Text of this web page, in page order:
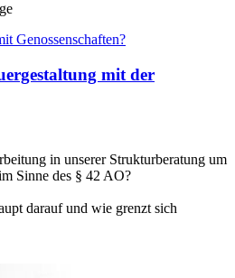
mit der
in unserer Strukturberatung um
Sinne des § 42 AO?
darauf und wie grenzt sich